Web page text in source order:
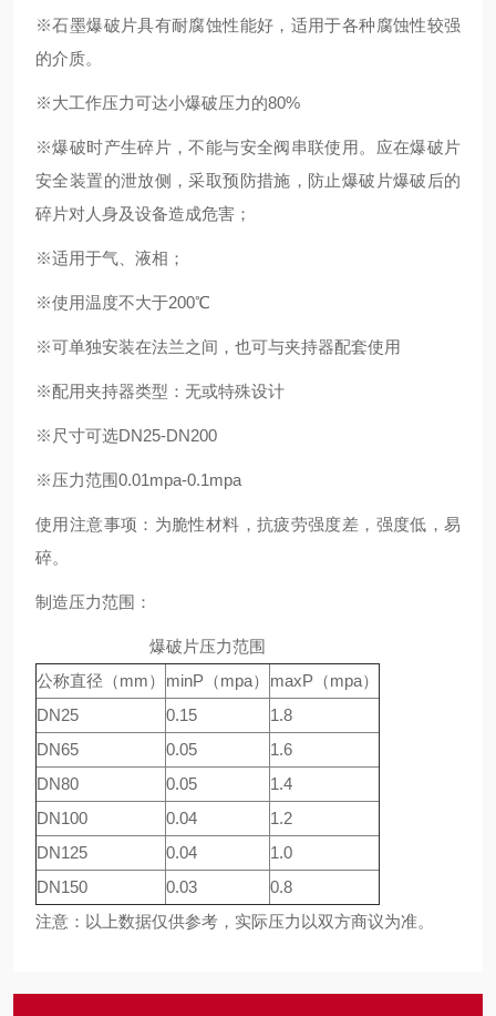
※石墨爆破片具有耐腐蚀性能好，适用于各种腐蚀性较强
的介质。
※大工作压力可达小爆破压力的80%
※爆破时产生碎片，不能与安全阀串联使用。应在爆破片
安全装置的泄放侧，采取预防措施，防止爆破片爆破后的
碎片对人身及设备造成危害；
※适用于气、液相；
※使用温度不大于200℃
※可单独安装在法兰之间，也可与夹持器配套使用
※配用夹持器类型：无或特殊设计
※尺寸可选DN25-DN200
※压力范围0.01mpa-0.1mpa
使用注意事项：为脆性材料，抗疲劳强度差，强度低，易
碎。
制造压力范围：
爆破片压力范围
公称直径（mm）
minP（mpa）
maxP（mpa）
DN25
0.15
1.8
DN65
0.05
1.6
DN80
0.05
1.4
DN100
0.04
1.2
DN125
0.04
1.0
DN150
0.03
0.8
注意：以上数据仅供参考，实际压力以双方商议为准。